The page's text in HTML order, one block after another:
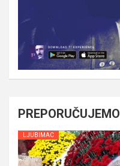
PREPORUČUJEMO
LJUBIMAC